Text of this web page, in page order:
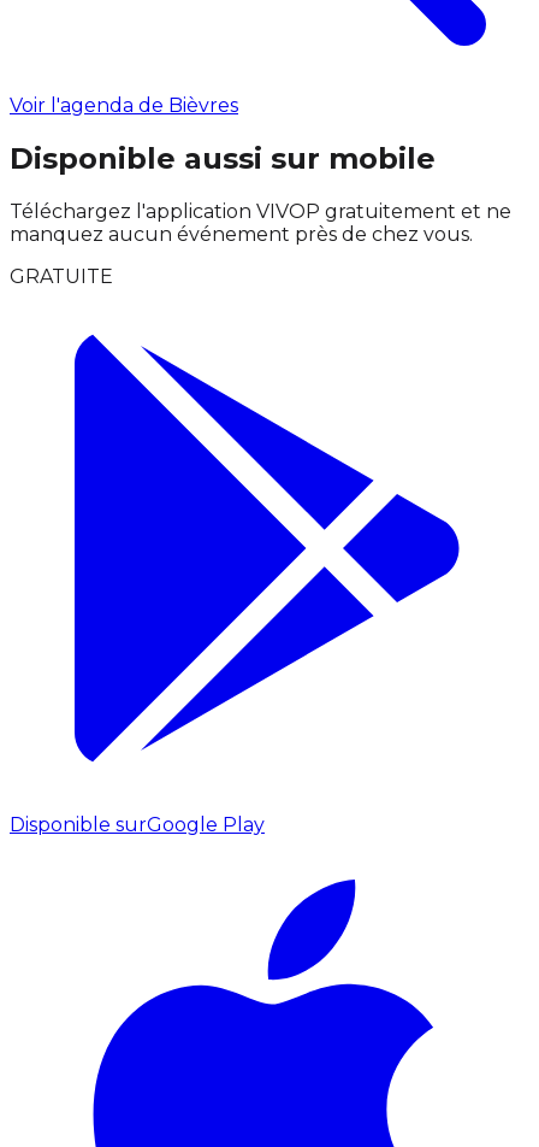
Voir l'agenda de Bièvres
Disponible aussi sur mobile
Téléchargez l'application VIVOP gratuitement et ne
manquez aucun événement près de chez vous.
GRATUITE
Disponible surGoogle Play